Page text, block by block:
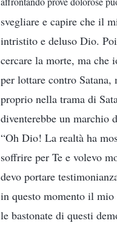
svegliare e capire che il
intristito e deluso Dio.
cercare la morte, ma che
per lottare contro
proprio nella trama di
diventerebbe un marchio
“Oh Dio! La realtà ha
soffrire per Te e volevo
devo portare
in questo momento il mio
le bastonate di questi